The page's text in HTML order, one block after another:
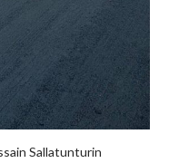
Sallatunturin